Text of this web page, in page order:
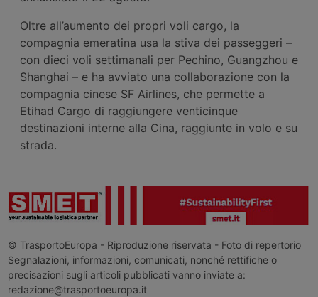
Oltre all’aumento dei propri voli cargo, la
compagnia emeratina usa la stiva dei passeggeri –
con dieci voli settimanali per Pechino, Guangzhou e
Shanghai – e ha avviato una collaborazione con la
compagnia cinese SF Airlines, che permette a
Etihad Cargo di raggiungere venticinque
destinazioni interne alla Cina, raggiunte in volo e su
strada.
© TrasportoEuropa - Riproduzione riservata - Foto di repertorio
Segnalazioni, informazioni, comunicati, nonché rettifiche o
precisazioni sugli articoli pubblicati vanno inviate a:
redazione@trasportoeuropa.it